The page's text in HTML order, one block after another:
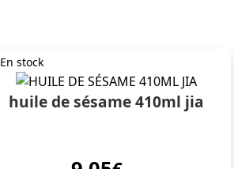
En stock
huile de sésame 410ml jia